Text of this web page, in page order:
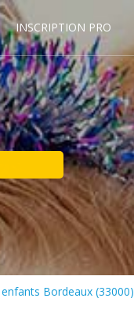
INSCRIPTION PRO
Bordeaux (33000)